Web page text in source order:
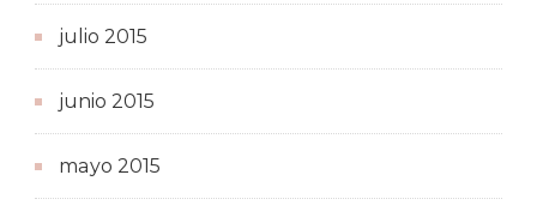
julio 2015
junio 2015
mayo 2015